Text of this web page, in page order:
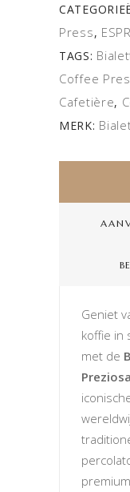
Press,
TAGS:
Coffee
Cafetière,
MERK:
Geniet
koffie in
met de
premium